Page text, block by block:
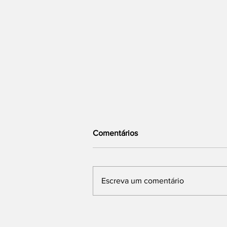
Comentários
Escreva um comentário